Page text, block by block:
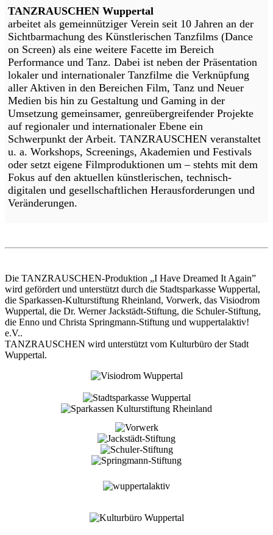
TANZRAUSCHEN Wuppertal
arbeitet als gemeinnütziger Verein seit 10 Jahren an der
Sichtbarmachung des Künstlerischen Tanzfilms (Dance
on Screen) als eine weitere Facette im Bereich
Performance und Tanz. Dabei ist neben der Präsentation
lokaler und internationaler Tanzfilme die Verknüpfung
aller Aktiven in den Bereichen Film, Tanz und Neuer
Medien bis hin zu Gestaltung und Gaming in der
Umsetzung gemeinsamer, genreübergreifender Projekte
auf regionaler und internationaler Ebene ein
Schwerpunkt der Arbeit. TANZRAUSCHEN veranstaltet
u. a. Workshops, Screenings, Akademien und Festivals
oder setzt eigene Filmproduktionen um – stehts mit dem
Fokus auf den aktuellen künstlerischen, technisch-
digitalen und gesellschaftlichen Herausforderungen und
Veränderungen.
Die TANZRAUSCHEN-Produktion „I Have Dreamed It Again”
wird gefördert und unterstützt durch die Stadtsparkasse Wuppertal,
die Sparkassen-Kulturstiftung Rheinland, Vorwerk, das Visiodrom
Wuppertal, die Dr. Werner Jackstädt-Stiftung, die Schuler-Stiftung,
die Enno und Christa Springmann-Stiftung und wuppertalaktiv!
e.V..
TANZRAUSCHEN wird unterstützt vom Kulturbüro der Stadt
Wuppertal.